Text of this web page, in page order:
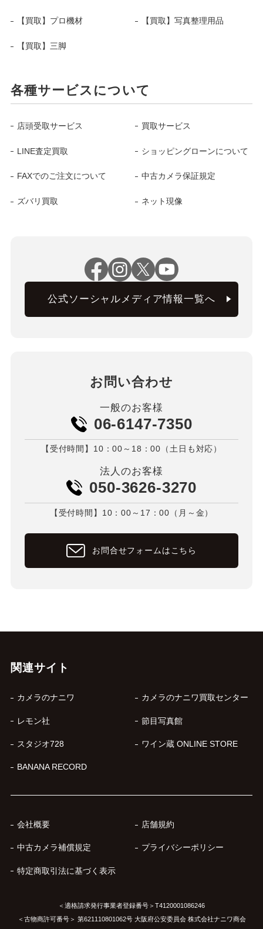
【買取】プロ機材 【買取】写真整理用品
【買取】三脚
各種サービスについて
店頭受取サービス 買取サービス
LINE査定買取 ショッピングローンについて
FAXでのご注文について 中古カメラ保証規定
ズバリ買取 ネット現像
公式ソーシャルメディア情報一覧へ
お問い合わせ
一般のお客様
06-6147-7350
【受付時間】10：00～18：00（土日も対応）
法人のお客様
050-3626-3270
【受付時間】10：00～17：00（月～金）
お問合せフォームはこちら
関連サイト
カメラのナニワ カメラのナニワ買取センター
レモン社 節目写真館
スタジオ728 ワイン蔵 ONLINE STORE
BANANA RECORD
会社概要 店舗規約
中古カメラ補償規定 プライバシーポリシー
特定商取引法に基づく表示
＜適格請求発行事業者登録番号＞T4120001086246
＜古物商許可番号＞ 第621110801062号 大阪府公安委員会 株式会社ナニワ商会